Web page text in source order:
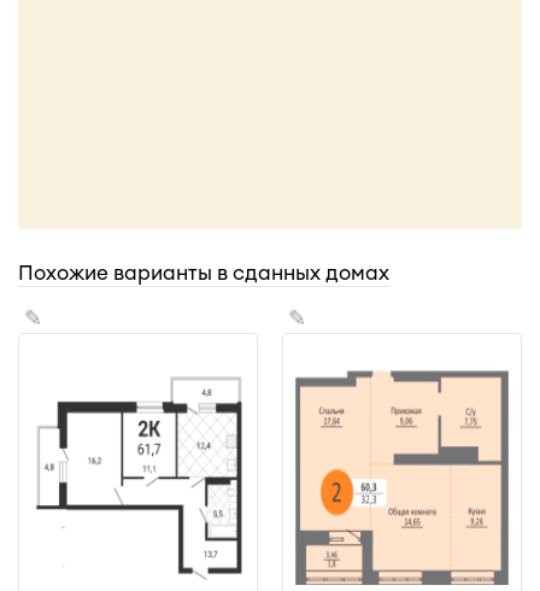
Похожие варианты в сданных домах
✎ ✎